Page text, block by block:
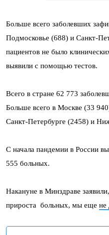
Больше всего заболевших
Подмосковье (688) и Санкт-
пациентов не было
выявили с помощью тестов.
Всего в стране 62 773
Больше всего в Москве (33
Санкт-Петербурге (2458) и
С начала пандемии в России
555 больных.
Накануне в Минздраве
прироста больных, мы еще не